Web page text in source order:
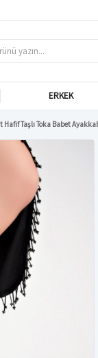
ERKEK
Hafif Taşlı Toka Babet